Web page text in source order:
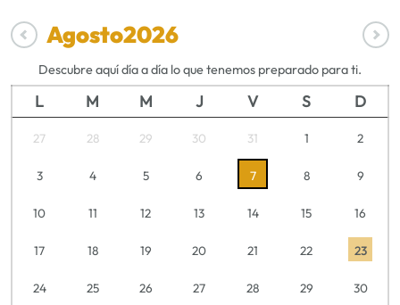
Agosto2026
Descubre aquí día a día lo que tenemos preparado para ti.
L M M J V S D
27 28 29 30 31 1 2
3 4 5 6 7 8 9
10 11 12 13 14 15 16
17 18 19 20 21 22 23
24 25 26 27 28 29 30